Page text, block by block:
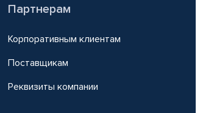
Партнерам
Корпоративным клиентам
Поставщикам
Реквизиты компании